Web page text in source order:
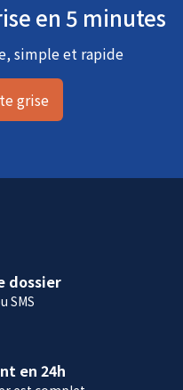
en 5 minutes
simple et rapide
grise
dossier
SMS
en 24h